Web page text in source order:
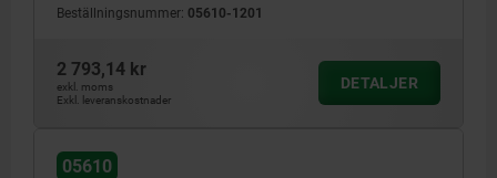
Beställningsnummer: 05610-1201
2 793,14 kr
exkl. moms
Exkl. leveranskostnader
DETALJER
05610